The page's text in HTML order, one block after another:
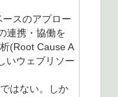
スのアプロー
連携・協働を
(Root Cause A
いウェブリソー
はない。しか